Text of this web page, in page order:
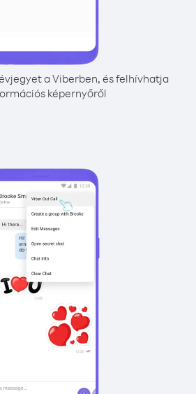
a Viberben, és felhívhatja
képernyőről